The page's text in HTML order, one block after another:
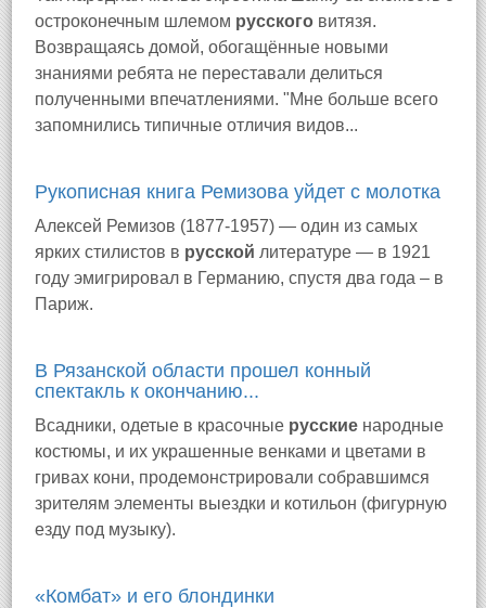
остроконечным шлемом русского витязя.
Возвращаясь домой, обогащённые новыми
знаниями ребята не переставали делиться
полученными впечатлениями. "Мне больше всего
запомнились типичные отличия видов...
Рукописная книга Ремизова уйдет с молотка
Алексей Ремизов (1877-1957) — один из самых
ярких стилистов в русской литературе — в 1921
году эмигрировал в Германию, спустя два года – в
Париж.
В Рязанской области прошел конный
спектакль к окончанию...
Всадники, одетые в красочные русские народные
костюмы, и их украшенные венками и цветами в
гривах кони, продемонстрировали собравшимся
зрителям элементы выездки и котильон (фигурную
езду под музыку).
«Комбат» и его блондинки